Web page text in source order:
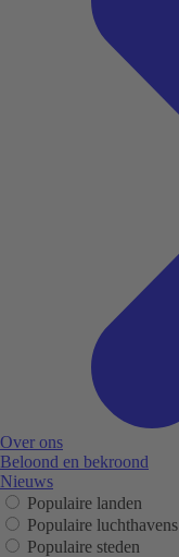
Over ons
Beloond en bekroond
Nieuws
Populaire landen
Populaire luchthavens
Populaire steden